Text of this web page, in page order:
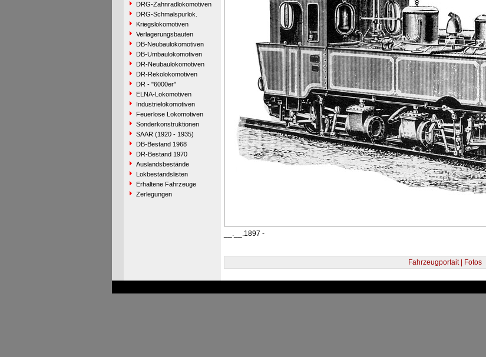
DRG-Zahnradlokomotiven
DRG-Schmalspurlok.
Kriegslokomotiven
Verlagerungsbauten
DB-Neubaulokomotiven
DB-Umbaulokomotiven
DR-Neubaulokomotiven
DR-Rekolokomotiven
DR - "6000er"
ELNA-Lokomotiven
Industrielokomotiven
Feuerlose Lokomotiven
Sonderkonstruktionen
SAAR (1920 - 1935)
DB-Bestand 1968
DR-Bestand 1970
Auslandsbestände
Lokbestandslisten
Erhaltene Fahrzeuge
Zerlegungen
__.__.1897 -
Fahrzeugportait | Fotos